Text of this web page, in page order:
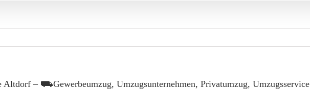
Altdorf – ⛟Gewerbeumzug, Umzugsunternehmen, Privatumzug, Umzugsservice